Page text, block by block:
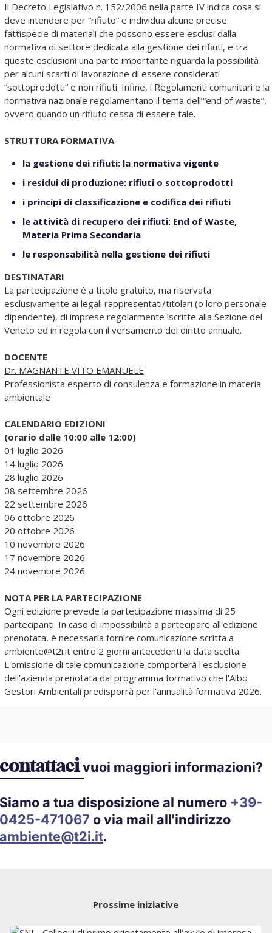
Il Decreto Legislativo n. 152/2006 nella parte IV indica cosa si
deve intendere per “rifiuto” e individua alcune precise
fattispecie di materiali che possono essere esclusi dalla
normativa di settore dedicata alla gestione dei rifiuti, e tra
queste esclusioni una parte importante riguarda la possibilità
per alcuni scarti di lavorazione di essere considerati
“sottoprodotti” e non rifiuti. Infine, i Regolamenti comunitari e la
normativa nazionale regolamentano il tema dell’“end of waste”,
ovvero quando un rifiuto cessa di essere tale.
STRUTTURA FORMATIVA
la gestione dei rifiuti: la normativa vigente
i residui di produzione: rifiuti o sottoprodotti
i principi di classificazione e codifica dei rifiuti
le attività di recupero dei rifiuti: End of Waste,
Materia Prima Secondaria
le responsabilità nella gestione dei rifiuti
DESTINATARI
La partecipazione è a titolo gratuito, ma riservata
esclusivamente ai legali rappresentati/titolari (o loro personale
dipendente), di imprese regolarmente iscritte alla Sezione del
Veneto ed in regola con il versamento del diritto annuale.
DOCENTE
Dr. MAGNANTE VITO EMANUELE
Professionista esperto di consulenza e formazione in materia
ambientale
CALENDARIO EDIZIONI
(orario dalle 10:00 alle 12:00)
01 luglio 2026
14 luglio 2026
28 luglio 2026
08 settembre 2026
22 settembre 2026
06 ottobre 2026
20 ottobre 2026
10 novembre 2026
17 novembre 2026
24 novembre 2026
NOTA PER LA PARTECIPAZIONE
Ogni edizione prevede la partecipazione massima di 25
partecipanti. In caso di impossibilità a partecipare all'edizione
prenotata, è necessaria fornire comunicazione scritta a
ambiente@t2i.it entro 2 giorni antecedenti la data scelta.
L'omissione di tale comunicazione comporterà l'esclusione
dell'azienda prenotata dal programma formativo che l'Albo
Gestori Ambientali predisporrà per l'annualità formativa 2026.
contattacivuoi maggiori informazioni?
Siamo a tua disposizione al numero +39-
0425-471067 o via mail all'indirizzo
ambiente@t2i.it.
Prossime iniziative